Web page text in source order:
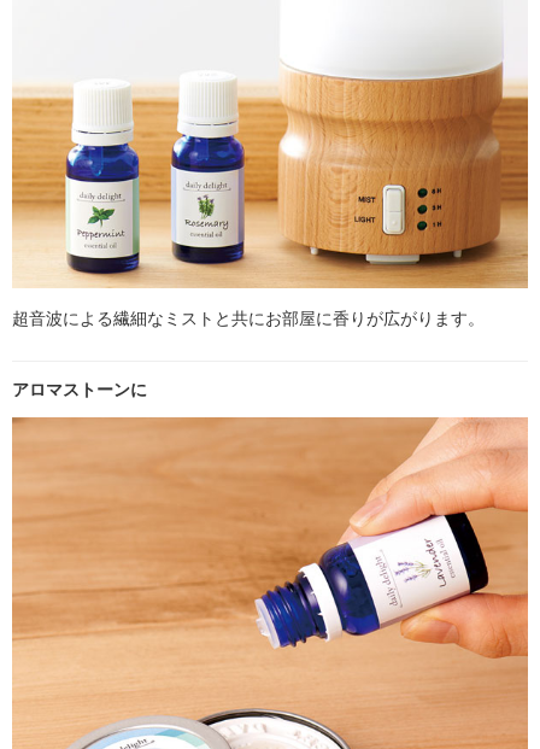
超音波による繊細なミストと共にお部屋に香りが広がります。
アロマストーンに